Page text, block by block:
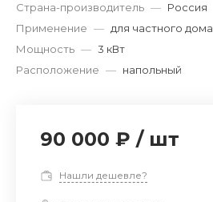
Страна-производитель — Россия
Применение — для частного дома
Мощность — 3 кВт
Расположение — напольный
90 000 ₽ / шт
Нашли дешевле?